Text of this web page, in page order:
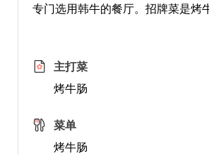
专门选用韩牛的餐厅。招牌菜是烤
主打菜
烤牛肠
菜单
烤牛肠